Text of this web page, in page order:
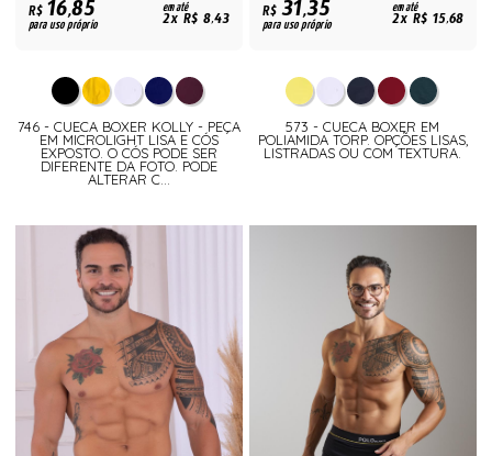
R$16,85
para uso próprio
em até
2x R$ 8,43
746 - CUECA BOXER KOLLY - PEÇA
EM MICROLIGHT LISA E CÓS
EXPOSTO. O CÓS PODE SER
DIFERENTE DA FOTO. PODE
ALTERAR C...
R$31,35
para uso próprio
em até
2x R$ 15,68
573 - CUECA BOXER EM
POLIAMIDA TORP. OPÇÕES LISAS,
LISTRADAS OU COM TEXTURA.